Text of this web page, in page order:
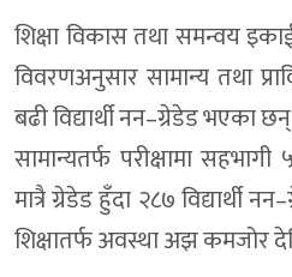
शिक्षा विकास तथा समन्वय
विवरणअनुसार सामान्य तथा
बढी विद्यार्थी नन–ग्रेडेड भएका
सामान्यतर्फ परीक्षामा सहभागी
मात्रै ग्रेडेड हुँदा २८७ विद्यार्थी
शिक्षातर्फ अवस्था अझ कमजोर